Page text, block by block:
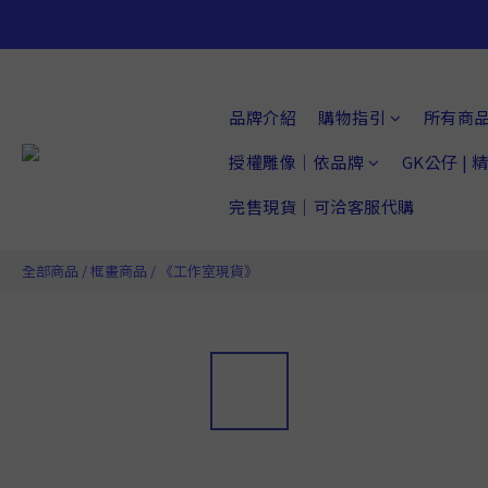
品牌介紹 購物指引
所有商
授權雕像｜依品牌
GK公仔 |
完售現貨｜可洽客服代購
全部商品 /框畫商品 / 《工作室現貨》